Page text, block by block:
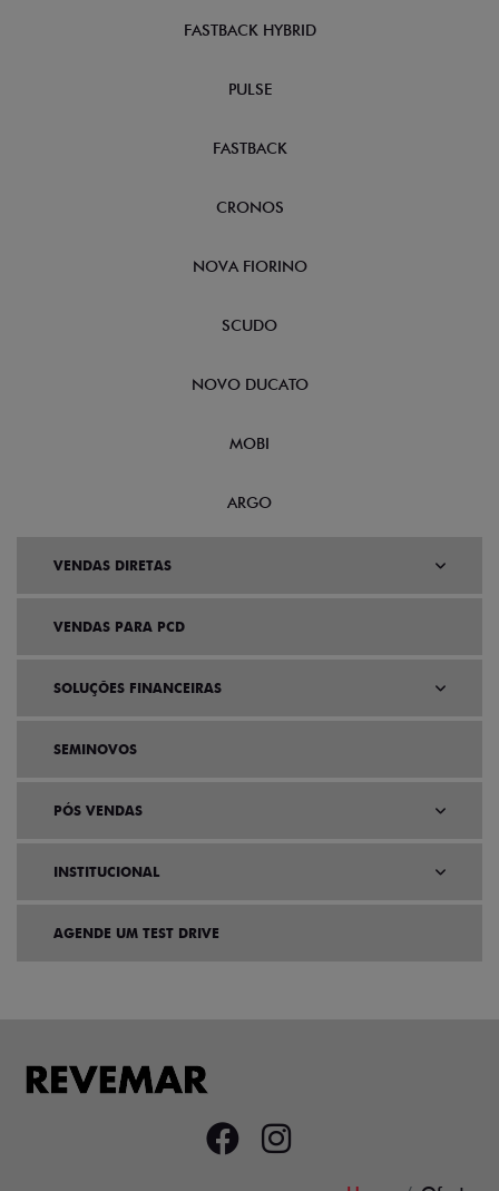
FASTBACK HYBRID
PULSE
FASTBACK
CRONOS
NOVA FIORINO
SCUDO
NOVO DUCATO
MOBI
ARGO
VENDAS DIRETAS
VENDAS PARA PCD
SOLUÇÕES FINANCEIRAS
SEMINOVOS
PÓS VENDAS
INSTITUCIONAL
AGENDE UM TEST DRIVE